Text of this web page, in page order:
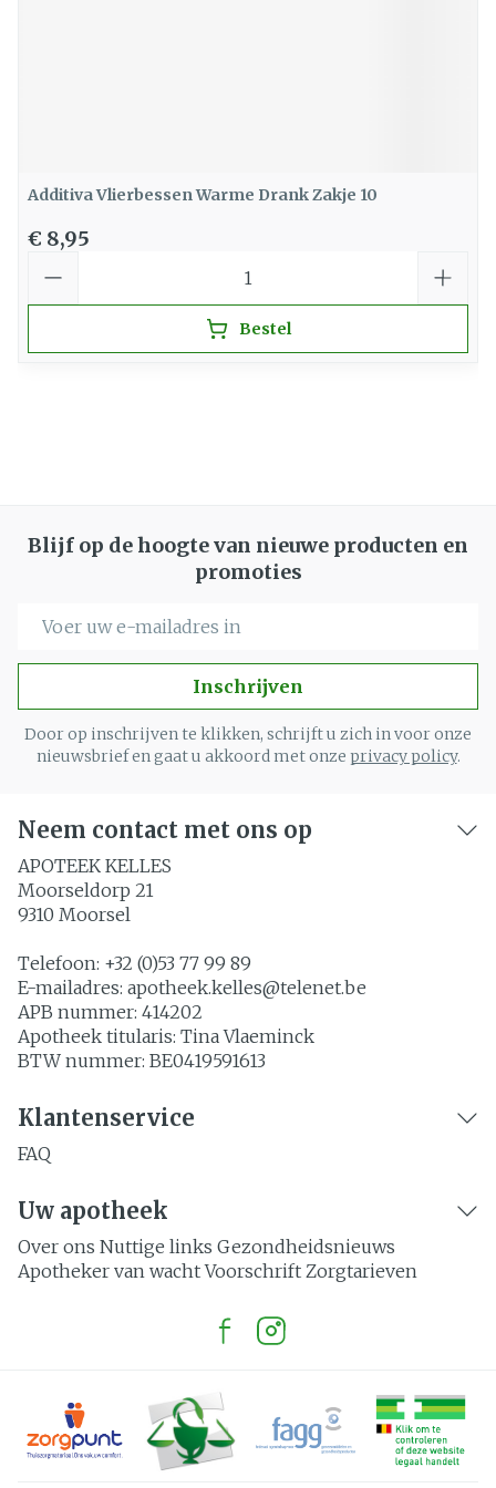
Additiva Vlierbessen Warme Drank Zakje 10
€ 8,95
Bestel
Blijf op de hoogte van nieuwe producten en
promoties
Inschrijven
Door op inschrijven te klikken, schrijft u zich in voor onze
nieuwsbrief en gaat u akkoord met onze privacy policy.
Neem contact met ons op
APOTEEK KELLES
Moorseldorp 21
9310 Moorsel
Telefoon: +32 (0)53 77 99 89
E-mailadres: apotheek.kelles@telenet.be
APB nummer: 414202
Apotheek titularis: Tina Vlaeminck
BTW nummer: BE0419591613
Klantenservice
FAQ
Uw apotheek
Over ons Nuttige links Gezondheidsnieuws
Apotheker van wacht Voorschrift Zorgtarieven